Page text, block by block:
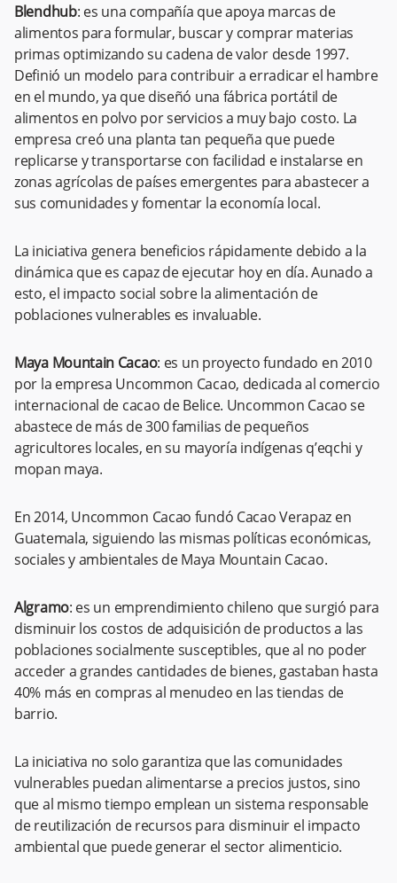
Blendhub: es una compañía que apoya marcas de
alimentos para formular, buscar y comprar materias
primas optimizando su cadena de valor desde 1997.
Definió un modelo para contribuir a erradicar el hambre
en el mundo, ya que diseñó una fábrica portátil de
alimentos en polvo por servicios a muy bajo costo. La
empresa creó una planta tan pequeña que puede
replicarse y transportarse con facilidad e instalarse en
zonas agrícolas de países emergentes para abastecer a
sus comunidades y fomentar la economía local.
La iniciativa genera beneficios rápidamente debido a la
dinámica que es capaz de ejecutar hoy en día. Aunado a
esto, el impacto social sobre la alimentación de
poblaciones vulnerables es invaluable.
Maya Mountain Cacao: es un proyecto fundado en 2010
por la empresa Uncommon Cacao, dedicada al comercio
internacional de cacao de Belice. Uncommon Cacao se
abastece de más de 300 familias de pequeños
agricultores locales, en su mayoría indígenas q’eqchi y
mopan maya.
En 2014, Uncommon Cacao fundó Cacao Verapaz en
Guatemala, siguiendo las mismas políticas económicas,
sociales y ambientales de Maya Mountain Cacao.
Algramo: es un emprendimiento chileno que surgió para
disminuir los costos de adquisición de productos a las
poblaciones socialmente susceptibles, que al no poder
acceder a grandes cantidades de bienes, gastaban hasta
40% más en compras al menudeo en las tiendas de
barrio.
La iniciativa no solo garantiza que las comunidades
vulnerables puedan alimentarse a precios justos, sino
que al mismo tiempo emplean un sistema responsable
de reutilización de recursos para disminuir el impacto
ambiental que puede generar el sector alimenticio.